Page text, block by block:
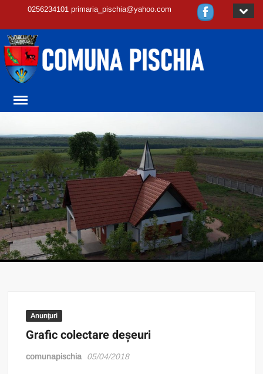
0256234101 primaria_pischia@yahoo.com
Anunțuri
Grafic colectare deșeuri
comunapischia 05/04/2018